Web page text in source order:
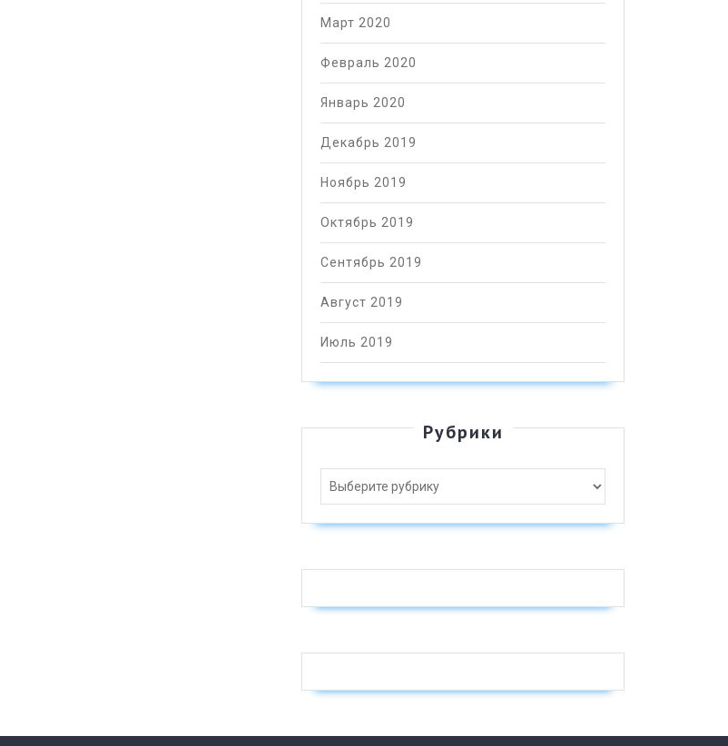
Март 2020
Февраль 2020
Январь 2020
Декабрь 2019
Ноябрь 2019
Октябрь 2019
Сентябрь 2019
Август 2019
Июль 2019
Рубрики